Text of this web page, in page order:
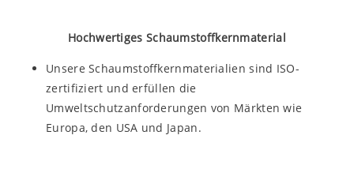
Hochwertiges Schaumstoffkernmaterial
Unsere Schaumstoffkernmaterialien sind ISO-
zertifiziert und erfüllen die
Umweltschutzanforderungen von Märkten wie
Europa, den USA und Japan.